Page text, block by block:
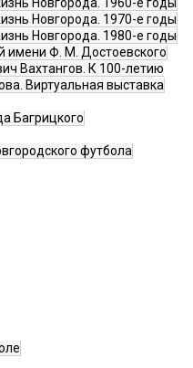
Новгорода. 1960-е годы
Новгорода. 1970-е годы
Новгорода. 1980-е годы
имени Ф. М. Достоевского
Вахтангов. К 100-летию
Виртуальная выставка
Багрицкого
футбола